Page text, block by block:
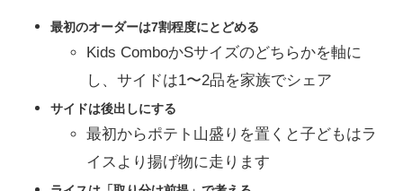
最初のオーダーは7割程度にとどめる
Kids ComboかSサイズのどちらかを軸に
し、サイドは1〜2品を家族でシェア
サイドは後出しにする
最初からポテト山盛りを置くと子どもはラ
イスより揚げ物に走ります